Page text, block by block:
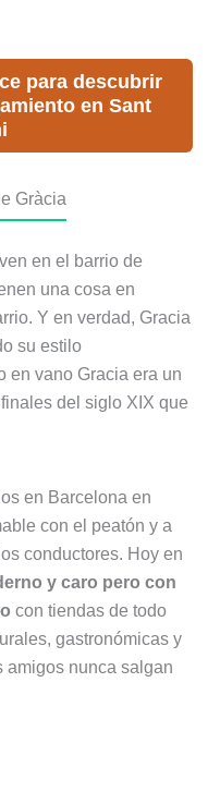
para descubrir
en Sant
Gràcia
en el barrio de
una cosa en
Y en verdad, Gracia
su estilo
en vano Gracia era un
del siglo XIX que
en Barcelona en
con el peatón y a
conductores. Hoy en
y caro pero con
con tiendas de todo
gastronómicas y
amigos nunca salgan